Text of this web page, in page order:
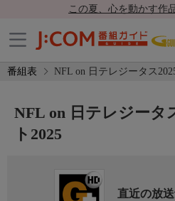
この夏、心を動かす作
番組表 NFL on 日テレジータス
NFL on 日テレジータ
ト2025
直近の放